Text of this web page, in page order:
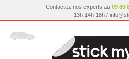
Contactez nos experts au 09 80
13h 14h-18h /